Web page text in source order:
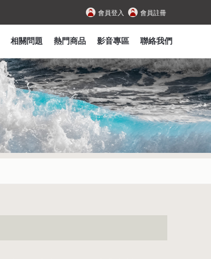
會員註冊
會員登入
相關問題 熱門商品 影音專區 聯絡我們